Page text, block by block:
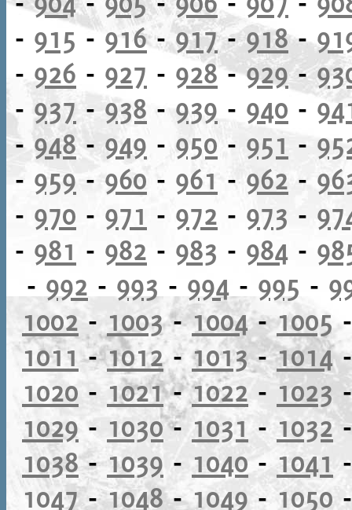
- 915 -916-917-918-
- 926 - 927 - 928-929-
- 937 -938 - 939 - 940 -
-948- 949 - 950 - 951 -
- 959 - 960 - 961 - 962 -
- 970 - 971 - 972 - 973 -
- 981 - 982 - 983 - 984 -
- 992 - 993 - 994 - 995 -
1002 - 1003-1004-1005
1011-1012-1013-1014
1020 - 1021-1022 - 1023
1029 - 1030-1031 - 1032
1038-1039 - 1040-1041
1047-1048-1049-1050